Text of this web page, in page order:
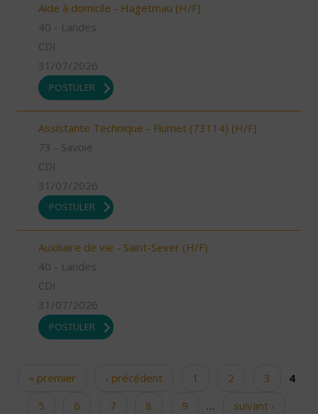
Aide à domicile - Hagetmau (H/F)
40 - Landes
CDI
31/07/2026
POSTULER
Assistante Technique - Flumet (73114) (H/F)
73 - Savoie
CDI
31/07/2026
POSTULER
Auxiliaire de vie - Saint-Sever (H/F)
40 - Landes
CDI
31/07/2026
POSTULER
Pages« premier ‹ précédent 1 2 3
4
5
6 7 8 9 …
suivant ›